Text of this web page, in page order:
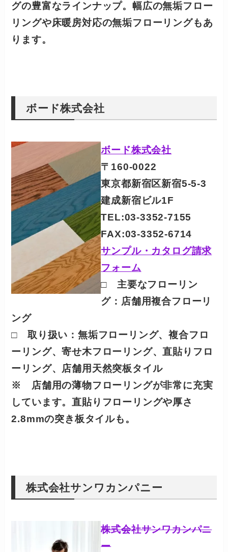
グの豊富なラインナップ。幅広の無垢フロー
リングや床暖房対応の無垢フローリングもあ
ります。
ボード株式会社
ボード株式会社
〒160-0022
東京都新宿区新宿5-5-3
建成新宿ビル1F
TEL:03-3352-7155
FAX:03-3352-6714
サンプル・カタログ請求
フォーム
□ 主要なフローリン
グ： 店舗用複合フローリ
ング
□ 取り扱い：無垢フローリング、複合フロ
ーリング、寄せ木フローリング、直貼りフロ
ーリング、店舗用天然突板タイル
※ 店舗用の薄物フローリングが非常に充実
しています。 直貼りフローリングや厚さ
2.8mmの突き板タイルも。
株式会社サンワカンパニー
株式会社サンワカンパニ
ー